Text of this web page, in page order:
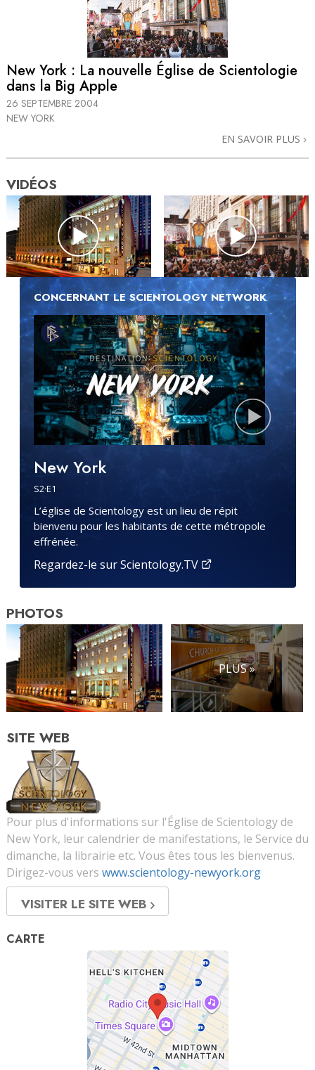
New York : La nouvelle Église de Scientologie
dans la Big Apple
26 SEPTEMBRE 2004
NEW YORK
EN SAVOIR PLUS
VIDÉOS
CONCERNANT LE SCIENTOLOGY NETWORK
New York
S2·E1
L’église de Scientology est un lieu de répit
bienvenu pour les habitants de cette métropole
effrénée.
Regardez-le sur Scientology.TV
PHOTOS
PLUS »
SITE WEB
Pour plus d'informations sur l'Église de Scientology de
New York, leur calendrier de manifestations, le Service du
dimanche, la librairie etc. Vous êtes tous les bienvenus.
Dirigez-vous vers www.scientology-newyork.org
VISITER LE SITE WEB
CARTE